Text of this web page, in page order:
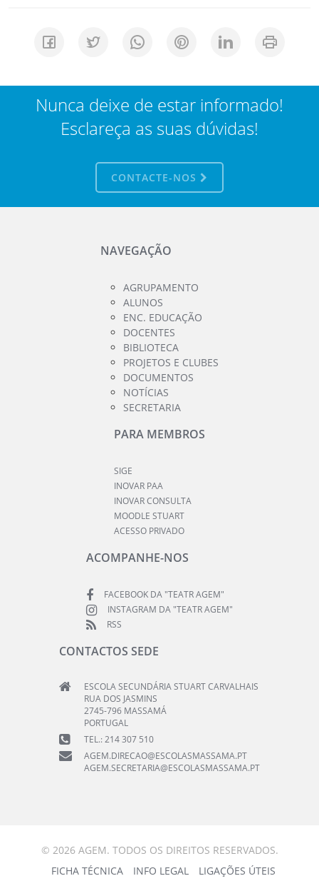
Nunca deixe de estar informado!
Esclareça as suas dúvidas!
CONTACTE-NOS
NAVEGAÇÃO
AGRUPAMENTO
ALUNOS
ENC. EDUCAÇÃO
DOCENTES
BIBLIOTECA
PROJETOS E CLUBES
DOCUMENTOS
NOTÍCIAS
SECRETARIA
PARA MEMBROS
SIGE
INOVAR PAA
INOVAR CONSULTA
MOODLE STUART
ACESSO PRIVADO
ACOMPANHE-NOS
FACEBOOK DA "TEATR AGEM"
INSTAGRAM DA "TEATR AGEM"
RSS
CONTACTOS SEDE
ESCOLA SECUNDÁRIA STUART CARVALHAIS
RUA DOS JASMINS
2745-796 MASSAMÁ
PORTUGAL
TEL.: 214 307 510
AGEM.DIRECAO@ESCOLASMASSAMA.PT
AGEM.SECRETARIA@ESCOLASMASSAMA.PT
© 2026 AGEM. TODOS OS DIREITOS RESERVADOS.
FICHA TÉCNICA
INFO LEGAL LIGAÇÕES ÚTEIS